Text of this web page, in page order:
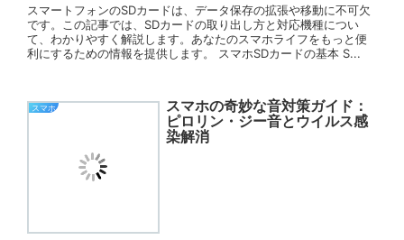
スマートフォンのSDカードは、データ保存の拡張や移動に不可欠
です。この記事では、SDカードの取り出し方と対応機種につい
て、わかりやすく解説します。あなたのスマホライフをもっと便
利にするための情報を提供します。 スマホSDカードの基本 S...
スマホ
スマホの奇妙な音対策ガイド：
ピロリン・ジー音とウイルス感
染解消